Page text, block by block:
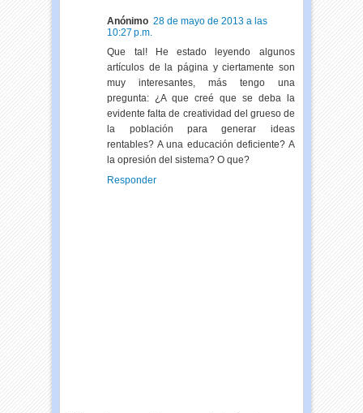
Anónimo 28 de mayo de 2013 a las
10:27 p.m.
Que tal! He estado leyendo algunos
artículos de la página y ciertamente son
muy interesantes, más tengo una
pregunta: ¿A que creé que se deba la
evidente falta de creatividad del grueso de
la población para generar ideas
rentables? A una educación deficiente? A
la opresión del sistema? O que?
Responder